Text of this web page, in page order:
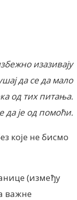
изазивају
да се да мало
од тих питања.
да је од помоћи.
које не бисмо
(између
важне